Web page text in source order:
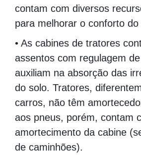
contam com diversos
para melhorar o conforto do
• As cabines de tratores
assentos com regulagem
auxiliam na absorção das
do solo. Tratores,
carros, não têm
aos pneus, porém, contam
amortecimento da cabine
de caminhões).